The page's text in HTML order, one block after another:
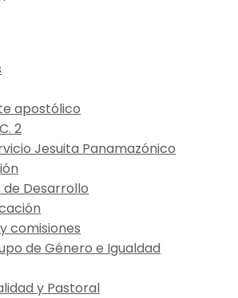
apostólico
2
Jesuita Panamazónico
de Desarrollo
comisiones
de Género e Igualdad
y Pastoral